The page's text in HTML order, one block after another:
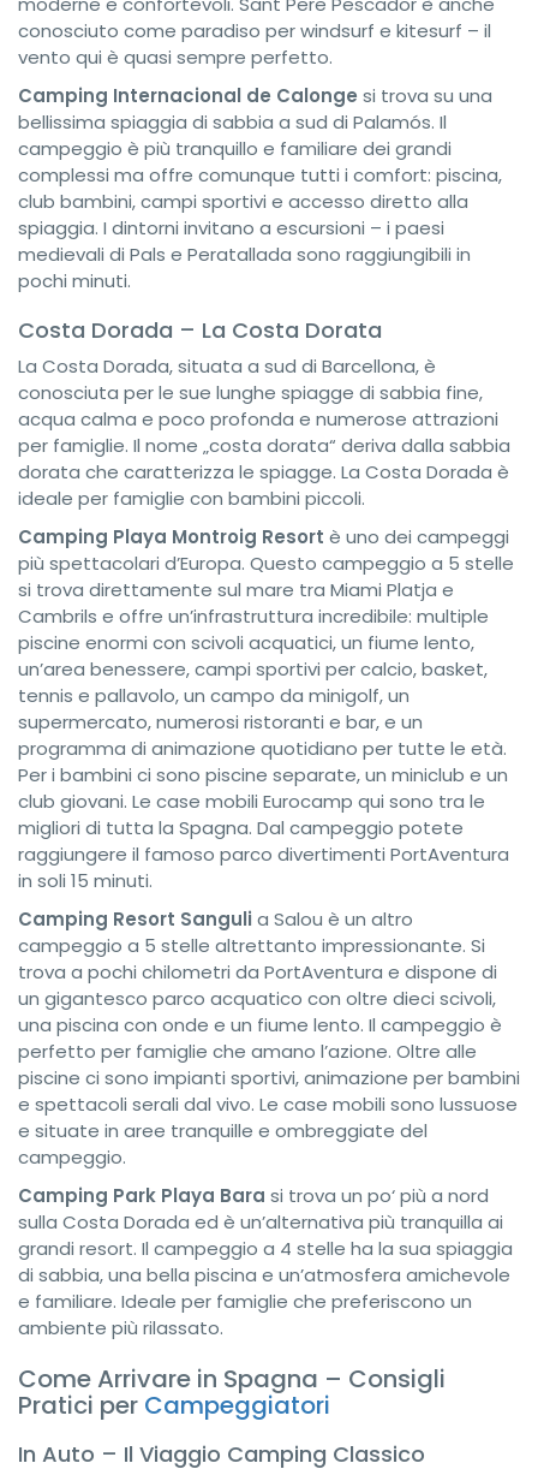
conosciuto come paradiso per windsurf e kitesurf – il
vento qui è quasi sempre perfetto.
Camping Internacional de Calonge si trova su una
bellissima spiaggia di sabbia a sud di Palamós. Il
campeggio è più tranquillo e familiare dei grandi
complessi ma offre comunque tutti i comfort: piscina,
club bambini, campi sportivi e accesso diretto alla
spiaggia. I dintorni invitano a escursioni – i paesi
medievali di Pals e Peratallada sono raggiungibili in
pochi minuti.
Costa Dorada – La Costa Dorata
La Costa Dorada, situata a sud di Barcellona, è
conosciuta per le sue lunghe spiagge di sabbia fine,
acqua calma e poco profonda e numerose attrazioni
per famiglie. Il nome „costa dorata“ deriva dalla sabbia
dorata che caratterizza le spiagge. La Costa Dorada è
ideale per famiglie con bambini piccoli.
Camping Playa Montroig Resort è uno dei campeggi
più spettacolari d’Europa. Questo campeggio a 5 stelle
si trova direttamente sul mare tra Miami Platja e
Cambrils e offre un’infrastruttura incredibile: multiple
piscine enormi con scivoli acquatici, un fiume lento,
un’area benessere, campi sportivi per calcio, basket,
tennis e pallavolo, un campo da minigolf, un
supermercato, numerosi ristoranti e bar, e un
programma di animazione quotidiano per tutte le età.
Per i bambini ci sono piscine separate, un miniclub e un
club giovani. Le case mobili Eurocamp qui sono tra le
migliori di tutta la Spagna. Dal campeggio potete
raggiungere il famoso parco divertimenti PortAventura
in soli 15 minuti.
Camping Resort Sanguli a Salou è un altro
campeggio a 5 stelle altrettanto impressionante. Si
trova a pochi chilometri da PortAventura e dispone di
un gigantesco parco acquatico con oltre dieci scivoli,
una piscina con onde e un fiume lento. Il campeggio è
perfetto per famiglie che amano l’azione. Oltre alle
piscine ci sono impianti sportivi, animazione per bambini
e spettacoli serali dal vivo. Le case mobili sono lussuose
e situate in aree tranquille e ombreggiate del
campeggio.
Camping Park Playa Bara si trova un po‘ più a nord
sulla Costa Dorada ed è un’alternativa più tranquilla ai
grandi resort. Il campeggio a 4 stelle ha la sua spiaggia
di sabbia, una bella piscina e un’atmosfera amichevole
e familiare. Ideale per famiglie che preferiscono un
ambiente più rilassato.
Come Arrivare in Spagna – Consigli
Pratici per Campeggiatori
In Auto – Il Viaggio Camping Classico